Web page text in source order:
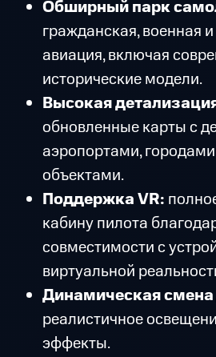
Обширный парк
гражданская, военная
авиация, включая
исторические модели.
Высокая
обновленные карты с
аэропортами,
объектами.
Поддержка VR:
кабину пилота
совместимости с
виртуальной
Динамическая смена
реалистичное
эффекты.